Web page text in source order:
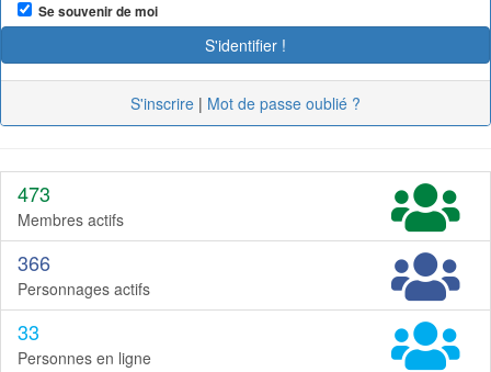
Se souvenir de moi
S'inscrire | Mot de passe oublié ?
473
Membres actifs
366
Personnages actifs
33
Personnes en ligne